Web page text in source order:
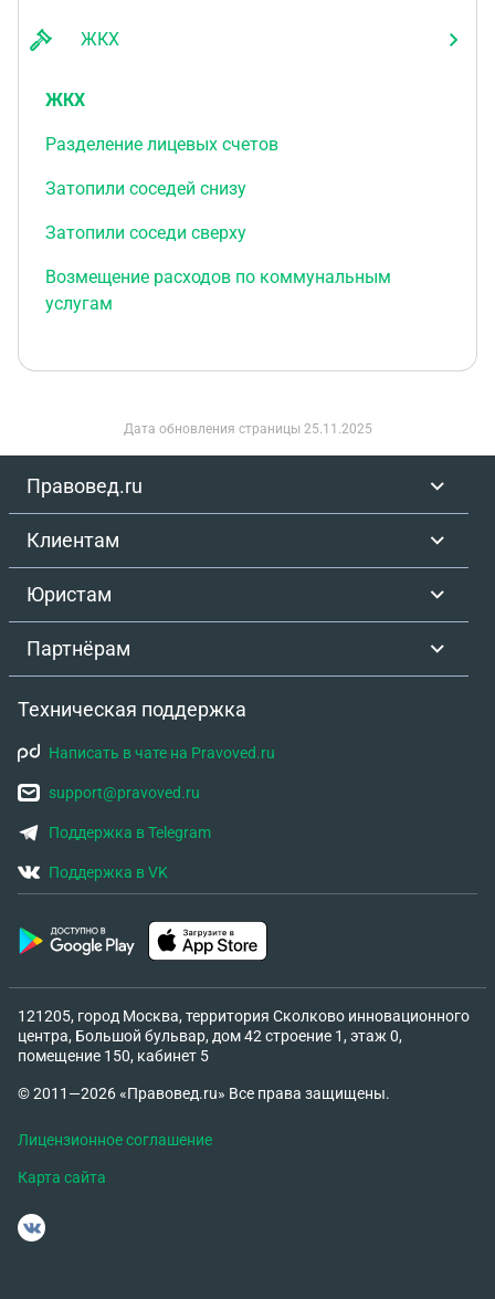
ЖКХ
ЖКХ
Разделение лицевых счетов
Затопили соседей снизу
Затопили соседи сверху
Возмещение расходов по коммунальным
услугам
Дата обновления страницы 25.11.2025
Правовед.ru
Клиентам
Юристам
Партнёрам
Техническая поддержка
Написать в чате на Pravoved.ru
support@pravoved.ru
Поддержка в Telegram
Поддержка в VK
121205, город Москва, территория Сколково инновационного
центра, Большой бульвар, дом 42 строение 1, этаж 0,
помещение 150, кабинет 5
© 2011—2026 «Правовед.ru» Все права защищены.
Лицензионное соглашение
Карта сайта